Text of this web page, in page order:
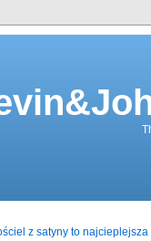
z satyny to